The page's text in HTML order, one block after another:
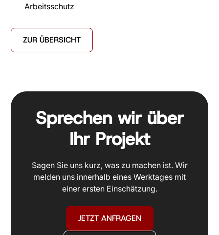
Arbeitsschutz
ZUR ÜBERSICHT
Sprechen wir über
Ihr Projekt
Sagen Sie uns kurz, was zu machen ist. Wir
melden uns innerhalb eines Werktages mit
einer ersten Einschätzung.
JETZT ANFRAGEN